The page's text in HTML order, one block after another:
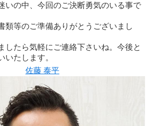
いの中、今回のご決断勇気のいる事で
類等のご準備ありがとうございまし
したら気軽にご連絡下さいね。今後と
いたします。
佐藤 泰平